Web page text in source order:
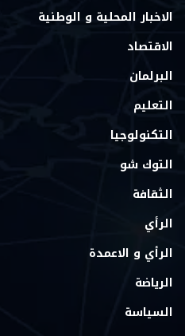
الاخبار المحلية و الوطنية
الاقتصاد
البرلمان
التعليم
التكنولوجيا
التوك شو
الثقافة
الرأي
الرأي و الاعمدة
الرياضة
السياسة